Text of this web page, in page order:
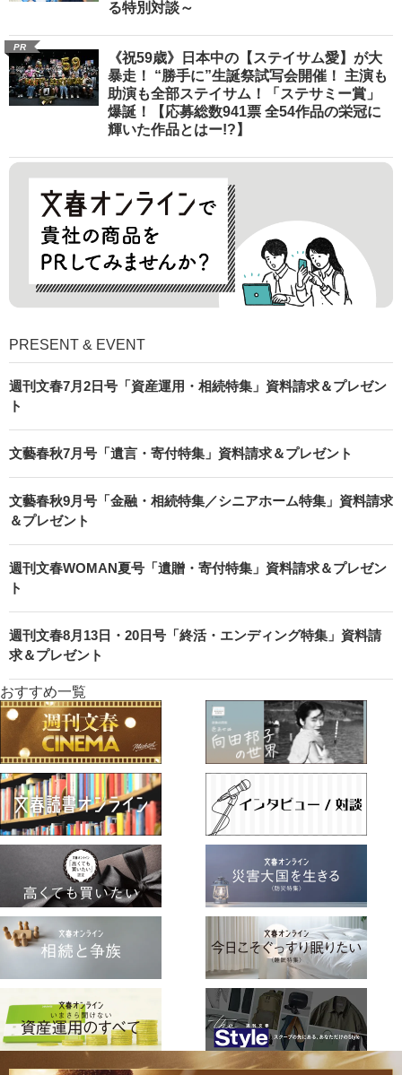
る特別対談～
PR
《祝59歳》日本中の【ステイサム愛】が大
暴走！ “勝手に”生誕祭試写会開催！ 主演も
助演も全部ステイサム！「ステサミー賞」
爆誕！【応募総数941票 全54作品の栄冠に
輝いた作品とはー!?】
PRESENT & EVENT
週刊文春7月2日号「資産運用・相続特集」資料請求＆プレゼン
ト
文藝春秋7月号「遺言・寄付特集」資料請求＆プレゼント
文藝春秋9月号「金融・相続特集／シニアホーム特集」資料請求
＆プレゼント
週刊文春WOMAN夏号「遺贈・寄付特集」資料請求＆プレゼン
ト
週刊文春8月13日・20日号「終活・エンディング特集」資料請
求＆プレゼント
おすすめ一覧